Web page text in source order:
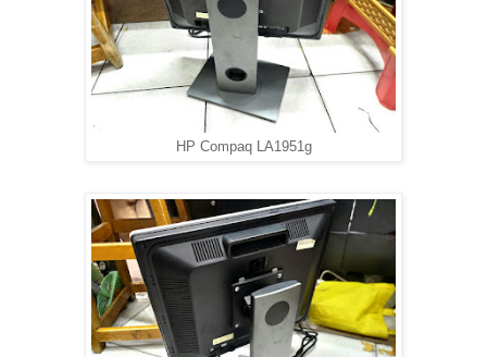
HP Compaq LA1951g